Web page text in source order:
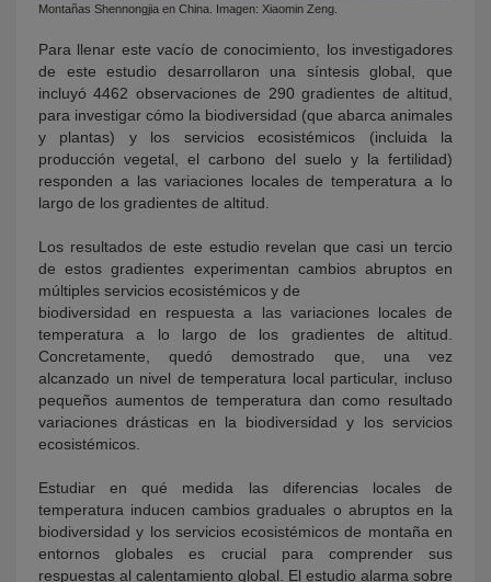
Montañas Shennongjia en China. Imagen: Xiaomin Zeng.
Para llenar este vacío de conocimiento, los investigadores
de este estudio desarrollaron una síntesis global, que
incluyó 4462 observaciones de 290 gradientes de altitud,
para investigar cómo la biodiversidad (que abarca animales
y plantas) y los servicios ecosistémicos (incluida la
producción vegetal, el carbono del suelo y la fertilidad)
responden a las variaciones locales de temperatura a lo
largo de los gradientes de altitud.
Los resultados de este estudio revelan que casi un tercio
de estos gradientes experimentan cambios abruptos en
múltiples servicios ecosistémicos y de
biodiversidad en respuesta a las variaciones locales de
temperatura a lo largo de los gradientes de altitud.
Concretamente, quedó demostrado que, una vez
alcanzado un nivel de temperatura local particular, incluso
pequeños aumentos de temperatura dan como resultado
variaciones drásticas en la biodiversidad y los servicios
ecosistémicos.
Estudiar en qué medida las diferencias locales de
temperatura inducen cambios graduales o abruptos en la
biodiversidad y los servicios ecosistémicos de montaña en
entornos globales es crucial para comprender sus
respuestas al calentamiento global. El estudio alarma sobre